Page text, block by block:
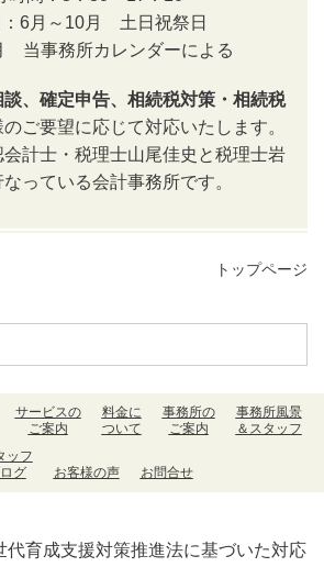
：6月～10月 土日祝祭日
当事務所カレンダーによる
、確定申告、相続税対策・相続税
ご要望に応じて対応いたします。
計士・税理士山尾佳史と税理士岩
っている会計事務所です。
トップページ
サービスの
ご案内
料金に
ついて
事務所の
ご案内
事務所風景
＆スタッフ
ッフ
グ
お客様の声 お問合せ
代育成支援対策推進法に基づいた対応